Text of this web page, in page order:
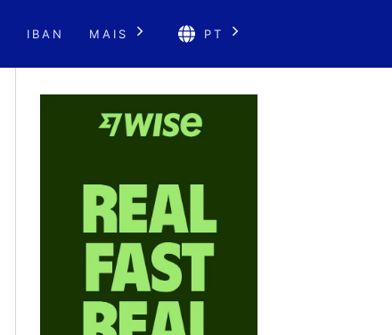
IBAN MAIS PT